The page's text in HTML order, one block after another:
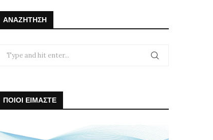
ΑΝΑΖΉΤΗΣΗ
ΠΟΙΟΙ ΕΙΜΑΣΤΕ